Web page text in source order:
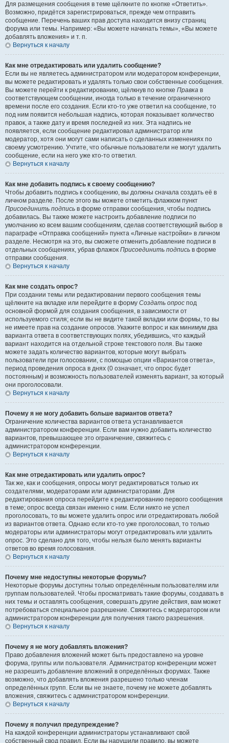
Для размещения сообщения в теме щёлкните по кнопке «Ответить».
Возможно, придётся зарегистрироваться, прежде чем отправить
сообщение. Перечень ваших прав доступа находится внизу страниц
форума или темы. Например: «Вы можете начинать темы», «Вы можете
добавлять вложения» и т. п.
Вернуться к началу
Как мне отредактировать или удалить сообщение?
Если вы не являетесь администратором или модератором конференции,
вы можете редактировать и удалять только свои собственные сообщения.
Вы можете перейти к редактированию, щёлкнув по кнопке Правка в
соответствующем сообщении, иногда только в течение ограниченного
времени после его создания. Если кто-то уже ответил на сообщение, то
под ним появится небольшая надпись, которая показывает количество
правок, а также дату и время последней из них. Эта надпись не
появляется, если сообщение редактировал администратор или
модератор, хотя они могут сами написать о сделанных изменениях по
своему усмотрению. Учтите, что обычные пользователи не могут удалить
сообщение, если на него уже кто-то ответил.
Вернуться к началу
Как мне добавить подпись к своему сообщению?
Чтобы добавить подпись к сообщению, вы должны сначала создать её в
личном разделе. После этого вы можете отметить флажком пункт
Присоединить подпись в форме отправки сообщения, чтобы подпись
добавилась. Вы также можете настроить добавление подписи по
умолчанию ко всем вашим сообщениям, сделав соответствующий выбор в
параграфе «Отправка сообщений» пункта «Личные настройки» в личном
разделе. Несмотря на это, вы сможете отменить добавление подписи в
отдельных сообщениях, убрав флажок Присоединить подпись в форме
отправки сообщения.
Вернуться к началу
Как мне создать опрос?
При создании темы или редактировании первого сообщения темы
щёлкните на вкладке или перейдите в форму Создать опрос под
основной формой для создания сообщения, в зависимости от
используемого стиля; если вы не видите такой вкладки или формы, то вы
не имеете прав на создание опросов. Укажите вопрос и как минимум два
варианта ответа в соответствующих полях, убедившись, что каждый
вариант находится на отдельной строке текстового поля. Вы также
можете задать количество вариантов, которые могут выбрать
пользователи при голосовании, с помощью опции «Вариантов ответа»,
период проведения опроса в днях (0 означает, что опрос будет
постоянным) и возможность пользователей изменять вариант, за который
они проголосовали.
Вернуться к началу
Почему я не могу добавить больше вариантов ответа?
Ограничение количества вариантов ответа устанавливается
администратором конференции. Если вам нужно добавить количество
вариантов, превышающее это ограничение, свяжитесь с
администратором конференции.
Вернуться к началу
Как мне отредактировать или удалить опрос?
Так же, как и сообщения, опросы могут редактироваться только их
создателями, модераторами или администраторами. Для
редактирования опроса перейдите к редактированию первого сообщения
в теме; опрос всегда связан именно с ним. Если никто не успел
проголосовать, то вы можете удалить опрос или отредактировать любой
из вариантов ответа. Однако если кто-то уже проголосовал, то только
модераторы или администраторы могут отредактировать или удалить
опрос. Это сделано для того, чтобы нельзя было менять варианты
ответов во время голосования.
Вернуться к началу
Почему мне недоступны некоторые форумы?
Некоторые форумы доступны только определённым пользователям или
группам пользователей. Чтобы просматривать такие форумы, создавать в
них темы и оставлять сообщения, совершать другие действия, вам может
потребоваться специальное разрешение. Свяжитесь с модератором или
администратором конференции для получения такого разрешения.
Вернуться к началу
Почему я не могу добавлять вложения?
Право добавления вложений может быть предоставлено на уровне
форума, группы или пользователя. Администратор конференции может
не разрешить добавление вложений в определённых форумах. Также
возможно, что добавлять вложения разрешено только членам
определённых групп. Если вы не знаете, почему не можете добавлять
вложения, свяжитесь с администратором конференции.
Вернуться к началу
Почему я получил предупреждение?
На каждой конференции администраторы устанавливают свой
собственный свод правил. Если вы нарушили правило, вы можете